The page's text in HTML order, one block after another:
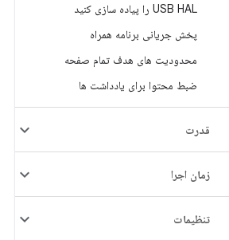
USB HAL را پیاده سازی کنید
پخش جریانی برنامه همراه
محدودیت های هدف تمام صفحه
ضبط محتوا برای یادداشت ها
قدرت
زمان اجرا
تنظیمات